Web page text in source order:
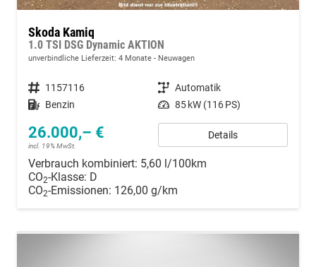
Skoda Kamiq
1.0 TSI DSG Dynamic AKTION
unverbindliche Lieferzeit: 4 Monate Neuwagen
Fahrzeugnummer 1157116 Getriebe Automatik
Kraftstoff Benzin Leistung 85 kW (116 PS)
26.000,– €
incl. 19% MwSt.
Details
Verbrauch kombiniert: 5,60 l/100km
CO2-Klasse: D
CO2-Emissionen: 126,00 g/km